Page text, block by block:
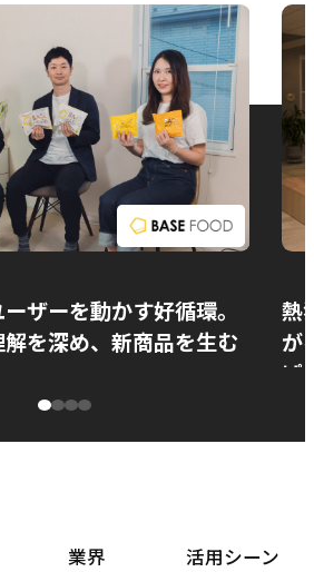
ザーを動かす好循環。
を深め、新商品を生む
熱
が
ぱ
業界 活用シーン